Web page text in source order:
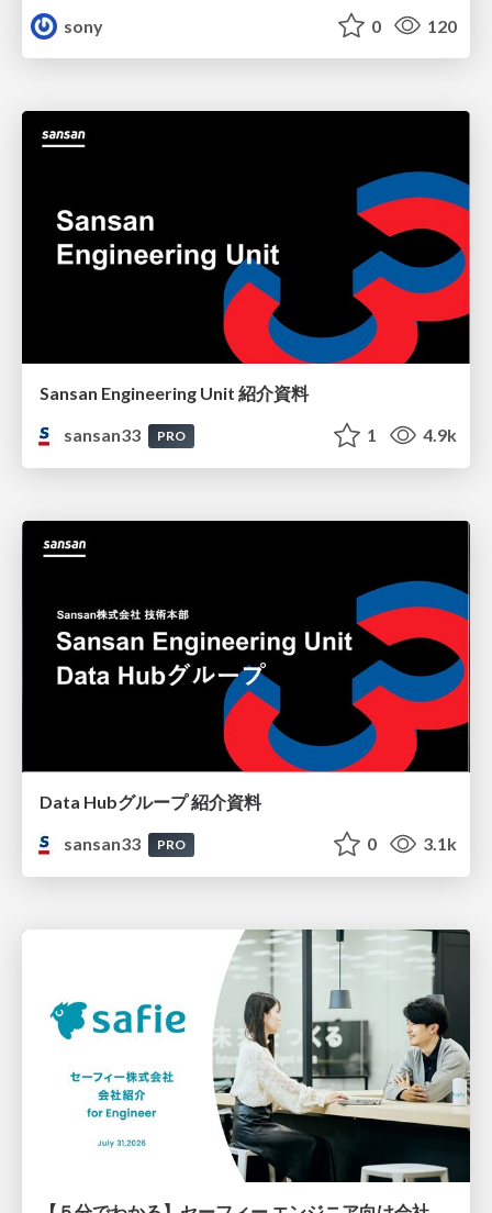
sony
0 120
Sansan Engineering Unit 紹介資料
sansan33
PRO 1 4.9k
Data Hubグループ 紹介資料
sansan33
PRO 0 3.1k